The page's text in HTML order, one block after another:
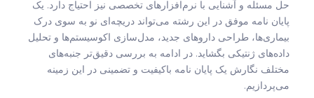
حل مسئله و آشنایی با نرم‌افزارهای تخصصی نیز احتیاج دارد. یک
پایان نامه موفق در این رشته می‌تواند دریچه‌ای نو به سوی درک
بیماری‌ها، طراحی داروهای جدید، مدل‌سازی اکوسیستم‌ها و تحلیل
داده‌های ژنتیکی بگشاید. در ادامه به بررسی دقیق‌تر جنبه‌های
مختلف نگارش یک پایان نامه باکیفیت و تضمینی در این زمینه
می‌پردازیم.